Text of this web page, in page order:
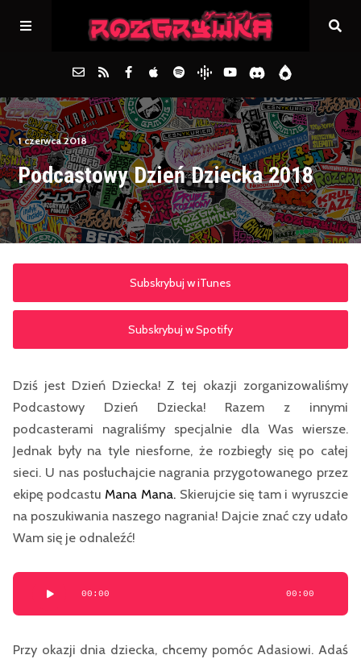
Główna
Archiwum
FAQs
1 czerwca 2018
Podcastowy Dzień Dziecka 2018
Subskrybuj w iTunes
Subskrybuj w Spotify
Dziś jest Dzień Dziecka! Z tej okazji zorganizowaliśmy
Podcastowy Dzień Dziecka! Razem z innymi
podcasterami nagraliśmy specjalnie dla Was wiersze.
Jednak były na tyle niesforne, że rozbiegły się po całej
sieci. U nas posłuchajcie nagrania przygotowanego przez
ekipę podcastu Mana Mana.Skierujcie się tam i wyruszcie
na poszukiwania naszego nagrania! Dajcie znać czy udało
Wam się je odnaleźć!
dźwiękowych
00:00 00:00
Przy okazji dnia dziecka, chcemy pomóc Adasiowi. Adaś